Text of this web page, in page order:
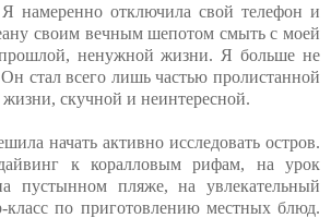
намеренно отключила свой телефон и
своим вечным шепотом смыть с моей
ненужной жизни. Я больше не
стал всего лишь частью пролистанной
скучной и неинтересной.
начать активно исследовать остров.
к коралловым рифам, на урок
пустынном пляже, на увлекательный
класс по приготовлению местных блюд.